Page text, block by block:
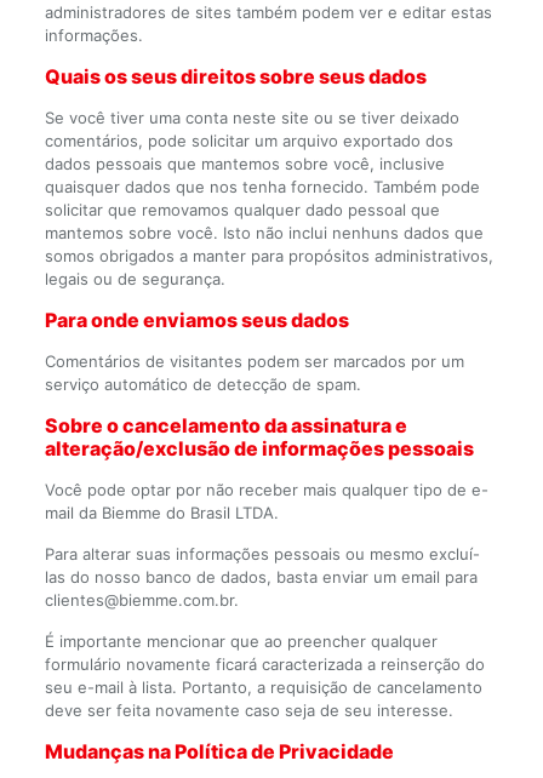
administradores de sites também podem ver e editar estas
informações.
Quais os seus direitos sobre seus dados
Se você tiver uma conta neste site ou se tiver deixado
comentários, pode solicitar um arquivo exportado dos
dados pessoais que mantemos sobre você, inclusive
quaisquer dados que nos tenha fornecido. Também pode
solicitar que removamos qualquer dado pessoal que
mantemos sobre você. Isto não inclui nenhuns dados que
somos obrigados a manter para propósitos administrativos,
legais ou de segurança.
Para onde enviamos seus dados
Comentários de visitantes podem ser marcados por um
serviço automático de detecção de spam.
Sobre o cancelamento da assinatura e
alteração/exclusão de informações pessoais
Você pode optar por não receber mais qualquer tipo de e-
mail da Biemme do Brasil LTDA.
Para alterar suas informações pessoais ou mesmo excluí-
las do nosso banco de dados, basta enviar um email para
clientes@biemme.com.br.
É importante mencionar que ao preencher qualquer
formulário novamente ficará caracterizada a reinserção do
seu e-mail à lista. Portanto, a requisição de cancelamento
deve ser feita novamente caso seja de seu interesse.
Mudanças na Política de Privacidade